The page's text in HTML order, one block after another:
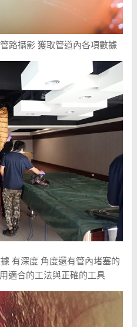
路攝影 獲取管道內各項數據
有深度 角度還有管內堵塞的
適合的工法與正確的工具